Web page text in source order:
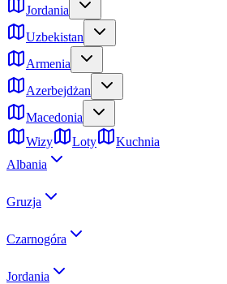
Jordania
Uzbekistan
Armenia
Azerbejdżan
Macedonia
Wizy
Loty
Kuchnia
Albania
Gruzja
Czarnogóra
Jordania